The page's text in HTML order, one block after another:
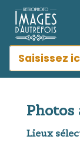
Photos
Lieux